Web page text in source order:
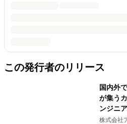
この発行者のリリース
国内外
が集う
ンジニ
日に開催
株式会社